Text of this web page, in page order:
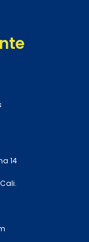
14